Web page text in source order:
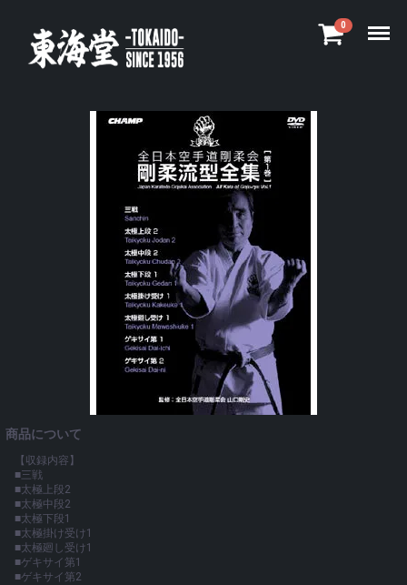
0
商品について
【収録内容】
■三戦
■太極上段2
■太極中段2
■太極下段1
■太極掛け受け1
■太極廻し受け1
■ゲキサイ第1
■ゲキサイ第2